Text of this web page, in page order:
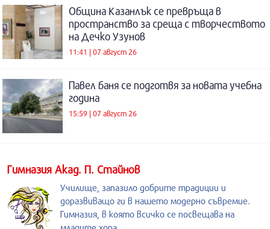
Община Казанлък се превръща в
пространство за среща с творчеството
на Дечко Узунов
11:41 | 07 август 26
Павел баня се подготвя за новата учебна
година
15:59 | 07 август 26
Гимназия Акад. П. Стайнов
Училище, запазило добрите традиции и
доразвиващо ги в нашето модерно съвремие.
Гимназия, в която всичко се посвещава на